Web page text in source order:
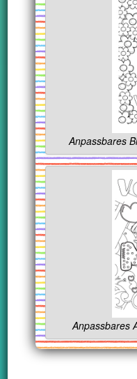
Anpassbares
Anpassbares